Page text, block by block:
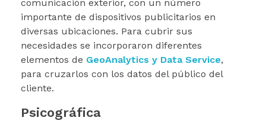
comunicación exterior, con un número
importante de dispositivos publicitarios en
diversas ubicaciones. Para cubrir sus
necesidades se incorporaron diferentes
elementos de GeoAnalytics y Data Service,
para cruzarlos con los datos del público del
cliente.
Psicográfica